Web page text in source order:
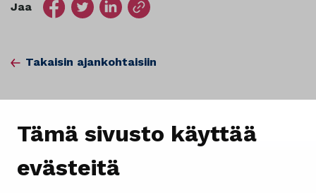
Tämä sivusto käyttää
evästeitä
Jaa
Takaisin ajankohtaisiin